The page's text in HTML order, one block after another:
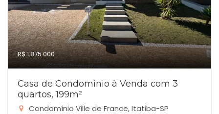
R$ 1.875.000
Casa de Condomínio à Venda com 3
quartos, 199m²
Condomínio Ville de France, Itatiba-SP